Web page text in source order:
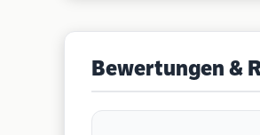
Bewertungen &